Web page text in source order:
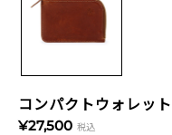
コンパクトウォレット
¥27,500 税込